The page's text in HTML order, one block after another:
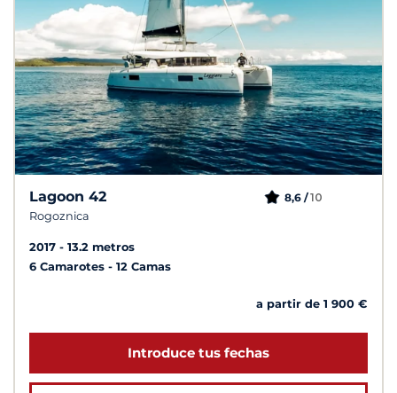
Lagoon 42
Rogoznica
8,6 /10
2017
13.2 metros
6 Camarotes
12 Camas
a partir de 1 900 €
Introduce tus fechas